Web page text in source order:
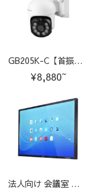
GB205K-C【首振り＆夜間フルカラー型】GB205/GB208増設通用1-10台選択する
¥8,880~
法人向け 会議室 ディスプレイ マルチタッチ 大型テレビ